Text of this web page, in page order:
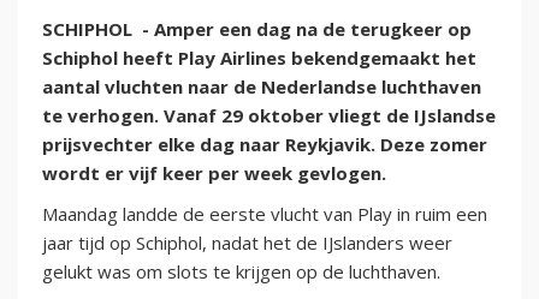
SCHIPHOL - Amper een dag na de terugkeer op
Schiphol heeft Play Airlines bekendgemaakt het
aantal vluchten naar de Nederlandse luchthaven
te verhogen. Vanaf 29 oktober vliegt de IJslandse
prijsvechter elke dag naar Reykjavik. Deze zomer
wordt er vijf keer per week gevlogen.
Maandag landde de eerste vlucht van Play in ruim een
jaar tijd op Schiphol, nadat het de IJslanders weer
gelukt was om slots te krijgen op de luchthaven.